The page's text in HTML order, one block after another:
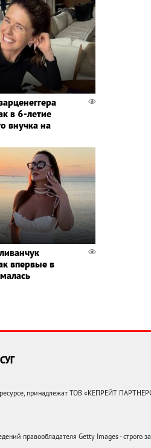
в 6-летие
внучка на
впервые в
принадлежат ТОВ «КЕПРЕЙТ
правообладателя Getty Images - строго